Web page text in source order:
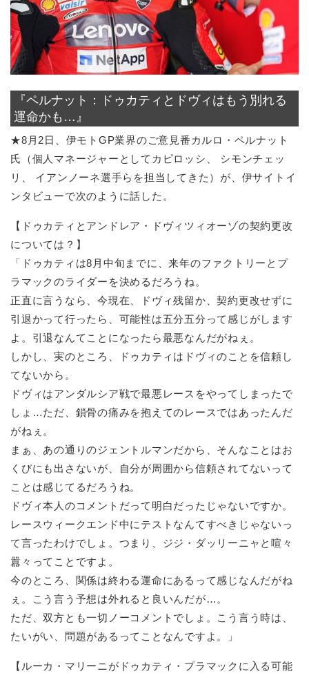
『ペルナット：ドゥカティとドヴィはもう別れる
運命かも…』
★8月2日、伊モトGP業界のご意見番カルロ・ペルナット
氏（個人マネージャーとしてカピロッシ、 シモンチェッ
リ、 イアンノーネ選手らを担当してきた）が、伊サイトイ
ンタビューで次のように話した。
【ドゥカティとアンドレア・ドヴィツィオーゾの契約更改
については？】
「ドゥカティは8月中旬までに、来年のファクトリーとプ
ラマックのライダーを決めるだろうね。
正直に言うなら、今現在、ドヴィ残留か、契約更改せずに
引退かって行ったら、可能性は五分五分って感じがします
よ。引退なんてことになったら最悪なんだがねぇ。
しかし、実のところ、ドゥカティはドヴィのことを信頼し
てないから。
ドヴィはアンダルシア戦で最悪レースをやってしまったで
しょ…ただ、鎖骨の痛みを抱えてのレースではあったんだ
がねぇ。
まぁ、あの通りのジェントルマンだから、そんなことはお
くびにも出さないが、自分が周囲から信頼されてないって
ことは感じてるだろうね。
ドヴィ本人のコメントだって明白だったじゃないですか。
レースウィークエンド中にテストなんてすべきじゃないっ
て言ったわけでしょ。つまり、ジジ・ダッリーニャと喧々
囂々ってことですよ。
今のところ、関係は終わる運命にあるって感じなんだがね
ぇ。こう言う予想は外れると良いんだが…。
ただ、双方とも一切ノーコメントでしょ。こう言う時は、
たいがい、問題があるってことなんですよ。」
【ルーカ・マリーニがドゥカティ・プラマックに入る可能